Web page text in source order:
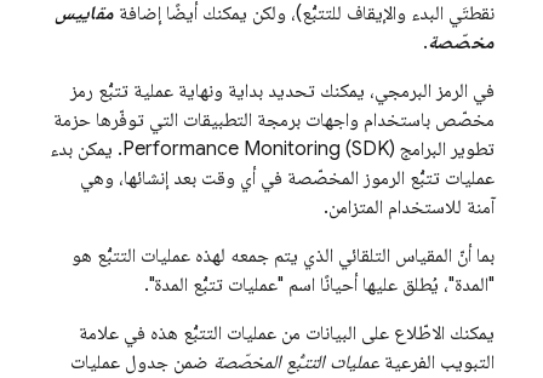
نقطتَي البدء والإيقاف للتتبُّع)، ولكن يمكنك أيضًا إضافة مقاييس
مخصّصة.
في الرمز البرمجي، يمكنك تحديد بداية ونهاية عملية تتبُّع رمز
مخصّص باستخدام واجهات برمجة التطبيقات التي توفّرها حزمة
تطوير البرامج (SDK)
Performance Monitoring. يمكن بدء
عمليات تتبُّع الرموز المخصّصة في أي وقت بعد إنشائها، وهي
آمنة للاستخدام المتزامن.
بما أنّ المقياس التلقائي الذي يتم جمعه لهذه عمليات التتبُّع هو
"المدة"، يُطلق عليها أحيانًا اسم "عمليات تتبُّع المدة".
يمكنك الاطّلاع على البيانات من عمليات التتبُّع هذه في علامة
التبويب الفرعية عمليات التتبُّع المخصّصة ضمن جدول عمليات